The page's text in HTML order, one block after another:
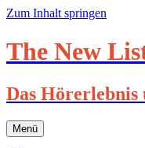
Zum Inhalt springen
The New
Das
Menü